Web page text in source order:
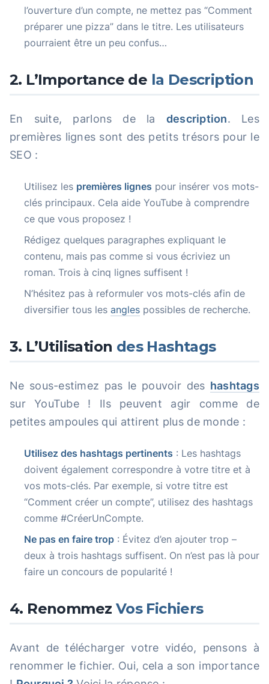
l’ouverture d’un compte, ne mettez pas “Comment
préparer une pizza” dans le titre. Les utilisateurs
pourraient être un peu confus…
2. L’Importance de la Description
En suite, parlons de la description. Les
premières lignes sont des petits trésors pour le
SEO :
Utilisez les premières lignes pour insérer vos mots-
clés principaux. Cela aide YouTube à comprendre
ce que vous proposez !
Rédigez quelques paragraphes expliquant le
contenu, mais pas comme si vous écriviez un
roman. Trois à cinq lignes suffisent !
N’hésitez pas à reformuler vos mots-clés afin de
diversifier tous les angles possibles de recherche.
3. L’Utilisation des Hashtags
Ne sous-estimez pas le pouvoir des hashtags
sur YouTube ! Ils peuvent agir comme de
petites ampoules qui attirent plus de monde :
Utilisez des hashtags pertinents : Les hashtags
doivent également correspondre à votre titre et à
vos mots-clés. Par exemple, si votre titre est
“Comment créer un compte”, utilisez des hashtags
comme #CréerUnCompte.
Ne pas en faire trop : Évitez d’en ajouter trop –
deux à trois hashtags suffisent. On n’est pas là pour
faire un concours de popularité !
4. Renommez Vos Fichiers
Avant de télécharger votre vidéo, pensons à
renommer le fichier. Oui, cela a son importance